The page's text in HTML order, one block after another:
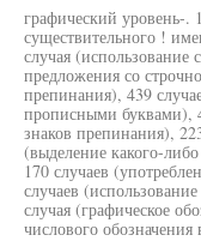
графический уровень-.
существительного !
случая (использование
предложения со
препинания), 439
прописными буквами),
знаков препинания),
(выделение какого-
170 случаев
случаев
случая (графическое
числового обозначения